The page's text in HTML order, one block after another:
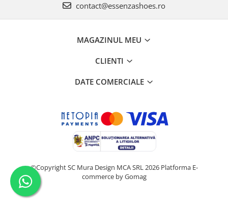
contact@essenzashoes.ro
MAGAZINUL MEU
CLIENTI
DATE COMERCIALE
©Copyright SC Mura Design MCA SRL 2026 Platforma E-
commerce by Gomag